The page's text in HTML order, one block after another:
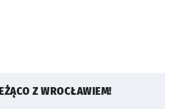
Z WROCŁAWIEM!